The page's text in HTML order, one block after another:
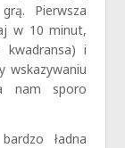
Pierwsza
w 10 minut,
kwadransa) i
wskazywaniu
nam sporo
ładna